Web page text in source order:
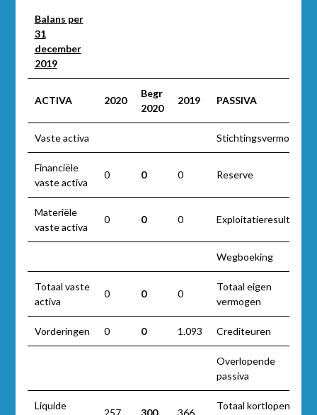
Balans per
31
december
2019
ACTIVA 2020
Begr
2020
2019 PASSIVA
Vaste activa Stichtingsvermogen
Financiële
vaste activa
0 0 0 Reserve
Materiële
vaste activa
0 0 0 Exploitatieresultaat
Wegboeking
Totaal vaste
activa
0 0 0
Totaal eigen
vermogen
Vorderingen 0 0 1.093 Crediteuren
Overlopende
passiva
Liquide
257 300 366
Totaal kortlopende